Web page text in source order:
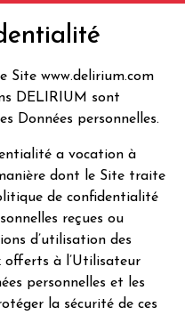
Site www.delirium.com
DELIRIUM sont
Données personnelles.
a vocation à
dont le Site traite
de confidentialité
reçues ou
d’utilisation des
offerts à l’Utilisateur
personnelles et les
la sécurité de ces